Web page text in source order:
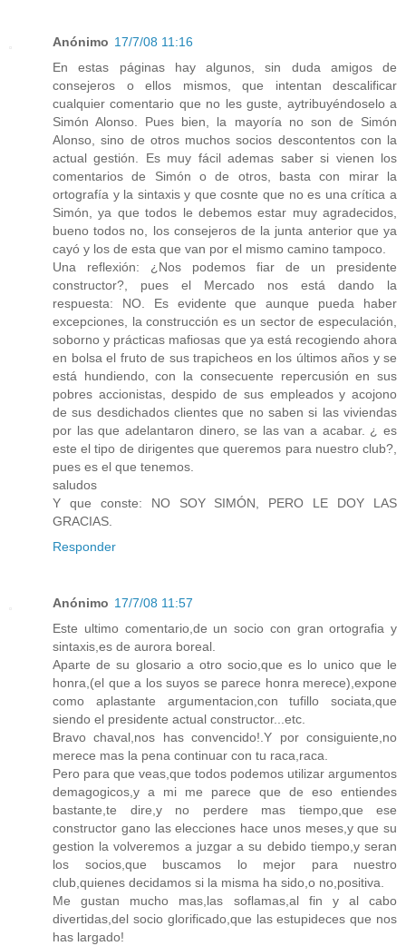
Anónimo 17/7/08 11:16
En estas páginas hay algunos, sin duda amigos de
consejeros o ellos mismos, que intentan descalificar
cualquier comentario que no les guste, aytribuyéndoselo a
Simón Alonso. Pues bien, la mayoría no son de Simón
Alonso, sino de otros muchos socios descontentos con la
actual gestión. Es muy fácil ademas saber si vienen los
comentarios de Simón o de otros, basta con mirar la
ortografía y la sintaxis y que cosnte que no es una crítica a
Simón, ya que todos le debemos estar muy agradecidos,
bueno todos no, los consejeros de la junta anterior que ya
cayó y los de esta que van por el mismo camino tampoco.
Una reflexión: ¿Nos podemos fiar de un presidente
constructor?, pues el Mercado nos está dando la
respuesta: NO. Es evidente que aunque pueda haber
excepciones, la construcción es un sector de especulación,
soborno y prácticas mafiosas que ya está recogiendo ahora
en bolsa el fruto de sus trapicheos en los últimos años y se
está hundiendo, con la consecuente repercusión en sus
pobres accionistas, despido de sus empleados y acojono
de sus desdichados clientes que no saben si las viviendas
por las que adelantaron dinero, se las van a acabar. ¿ es
este el tipo de dirigentes que queremos para nuestro club?,
pues es el que tenemos.
saludos
Y que conste: NO SOY SIMÓN, PERO LE DOY LAS
GRACIAS.
Responder
Anónimo 17/7/08 11:57
Este ultimo comentario,de un socio con gran ortografia y
sintaxis,es de aurora boreal.
Aparte de su glosario a otro socio,que es lo unico que le
honra,(el que a los suyos se parece honra merece),expone
como aplastante argumentacion,con tufillo sociata,que
siendo el presidente actual constructor...etc.
Bravo chaval,nos has convencido!.Y por consiguiente,no
merece mas la pena continuar con tu raca,raca.
Pero para que veas,que todos podemos utilizar argumentos
demagogicos,y a mi me parece que de eso entiendes
bastante,te dire,y no perdere mas tiempo,que ese
constructor gano las elecciones hace unos meses,y que su
gestion la volveremos a juzgar a su debido tiempo,y seran
los socios,que buscamos lo mejor para nuestro
club,quienes decidamos si la misma ha sido,o no,positiva.
Me gustan mucho mas,las soflamas,al fin y al cabo
divertidas,del socio glorificado,que las estupideces que nos
has largado!